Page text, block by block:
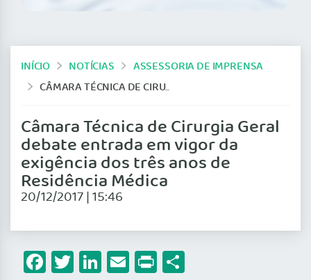
INÍCIO NOTÍCIAS
ASSESSORIA DE IMPRENSA
CÂMARA TÉCNICA DE CIRURGIA GERAL DEBATE ENTRADA EM VIGOR DA EXIGÊNCIA DOS TRÊS ANOS DE RESIDÊNCIA MÉDICA
Câmara Técnica de Cirurgia Geral
debate entrada em vigor da
exigência dos três anos de
Residência Médica
20/12/2017 | 15:46
Facebook
Twitter
LinkedIn
Email
Print